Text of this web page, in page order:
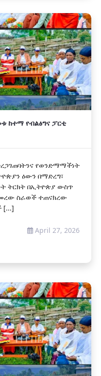
ከተማ የብልፅግና ፓርቲ
የወንድማማችነት
ዕውን በማድረግ፣
ትርክት በኢትዮጵያ ውስጥ
ስራወች ተጠናክረው
[...]
April 27, 2026